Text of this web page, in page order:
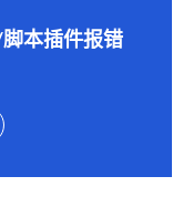
本插件报错